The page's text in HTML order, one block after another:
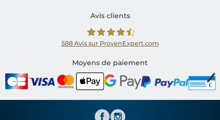
Avis clients
Shirtinator FR
588 Avis sur ProvenExpert.com
Moyens de paiement